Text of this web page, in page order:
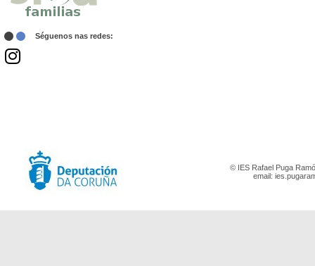
Séguenos nas redes:
© IES Rafael Puga
email: